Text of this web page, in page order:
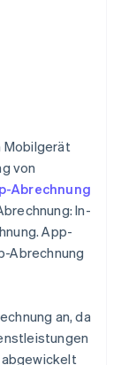
Mobilgerät
von
Abrechnung
In-
App-
Abrechnung
an, da